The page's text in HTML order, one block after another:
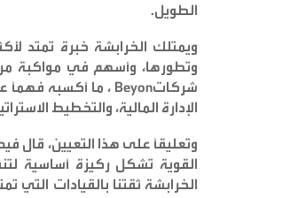
الطويل.
ويمتلك الخرابشة خبرة تمتد
وتطورها، وأسهم في مواكبة
شركاتBeyon ، ما أكسبه فهماً
الإدارة المالية، والتخطيط
وتعليقاً على هذا التعيين، قال
القوية تشكل ركيزة أساسية
الخرابشة ثقتنا بالقيادات